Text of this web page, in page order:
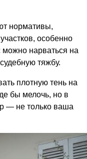
нормативы,
особенно
можно нарваться на
тяжбу.
плотную тень на
бы мелочь, но в
— не только ваша